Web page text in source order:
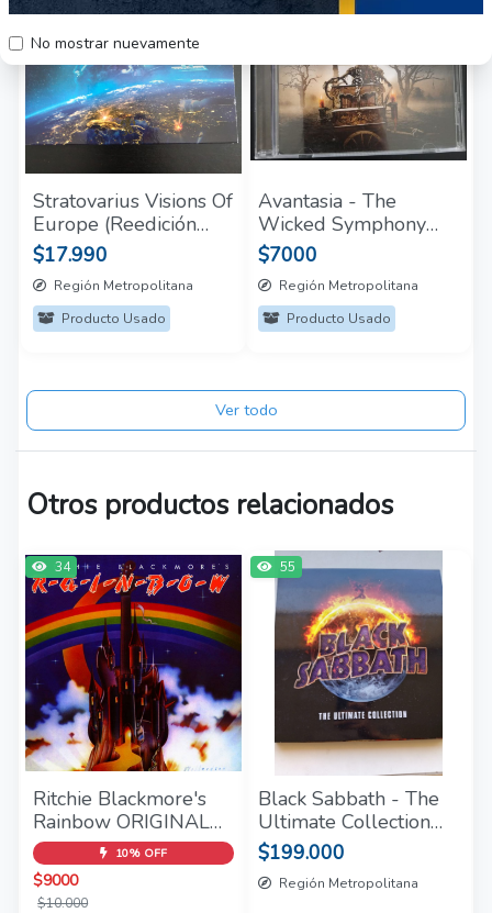
No mostrar nuevamente
Stratovarius Visions Of
Europe (Reedición
2016 Live) 2CD
$17.990
Región Metropolitana
Producto Usado
Avantasia - The
Wicked Symphony
CD
$7000
Región Metropolitana
Producto Usado
Ver todo
Otros productos relacionados
34
Ritchie Blackmore's
Rainbow ORIGINAL
RECORDING
REMASTERED 1CD
10% OFF
$9000
$10.000
55
Black Sabbath - The
Ultimate Collection
(Box Set 4 LP)
$199.000
Región Metropolitana